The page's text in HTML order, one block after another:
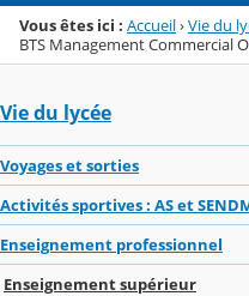
Vous êtes ici : Accueil›Vie du
BTS Management Commercial
Vie du lycée
Voyages et sorties
Activités sportives : AS et
Enseignement professionnel
Enseignement supérieur